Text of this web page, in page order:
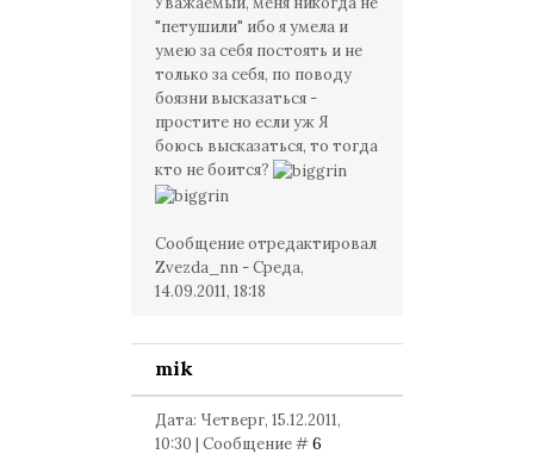
"петушили" ибо я умела и
умею за себя постоять и не
только за себя, по поводу
боязни высказаться -
простите но если уж Я
боюсь высказаться, то тогда
кто не боится?
Сообщение отредактировал
Zvezda_nn -Среда,
14.09.2011, 18:18
mik
Дата: Четверг, 15.12.2011,
10:30 | Сообщение #6